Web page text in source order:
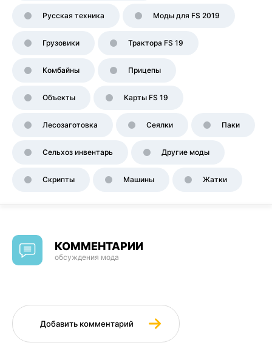
Русская техника Моды для FS 2019
Грузовики Трактора FS 19
Комбайны Прицепы
Объекты Карты FS 19
Лесозаготовка Сеялки Паки
Сельхоз инвентарь Другие моды
Скрипты Машины Жатки
КОММЕНТАРИИ
обсуждения мода
Добавить комментарий